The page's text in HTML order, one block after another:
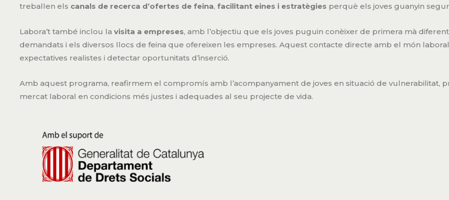
treballen els canals de recerca d’ofertes de feina, facilitant eines i estratègies perquè els joves guanyin
Labora’t també inclou la visita a empreses, amb l’objectiu que els joves puguin conèixer de primera mà
demandats i els diversos llocs de feina que ofereixen les empreses. Aquest contacte directe amb el món
expectatives realistes i detectar oportunitats d’inserció.
Amb aquest programa, reafirmem el compromís amb l’acompanyament de joves en situació de vulnerabilitat,
mercat laboral en condicions més justes i adequades al seu projecte de vida.